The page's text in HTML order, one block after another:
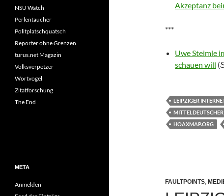
Akzeptanz
***
Uwe Steimle
schauen will (
LEIPZIGER
HOAXMAP.ORG
FAULTPOINTS,
NSU Watch
Perlentaucher
Politplatschquatsch
Reporter ohne Grenzen
turus.net Magazin
Volksverpetzer
Wortvogel
Zitatforschung
The End
META
Anmelden